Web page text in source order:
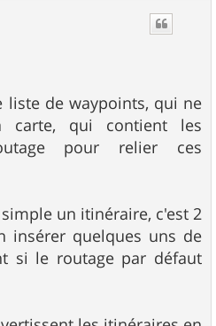
liste de waypoints, qui ne
qui contient les
pour relier ces
un itinéraire, c'est 2
insérer quelques uns de
si le routage par défaut